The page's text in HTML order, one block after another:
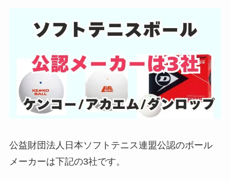
公益財団法人日本ソフトテニス連盟公認のボール
メーカーは下記の3社です。